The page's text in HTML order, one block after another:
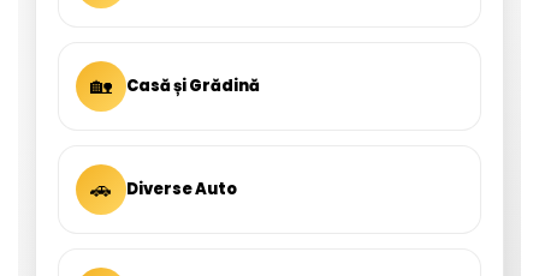
🏡 Casă și Grădină
🚗 Diverse Auto